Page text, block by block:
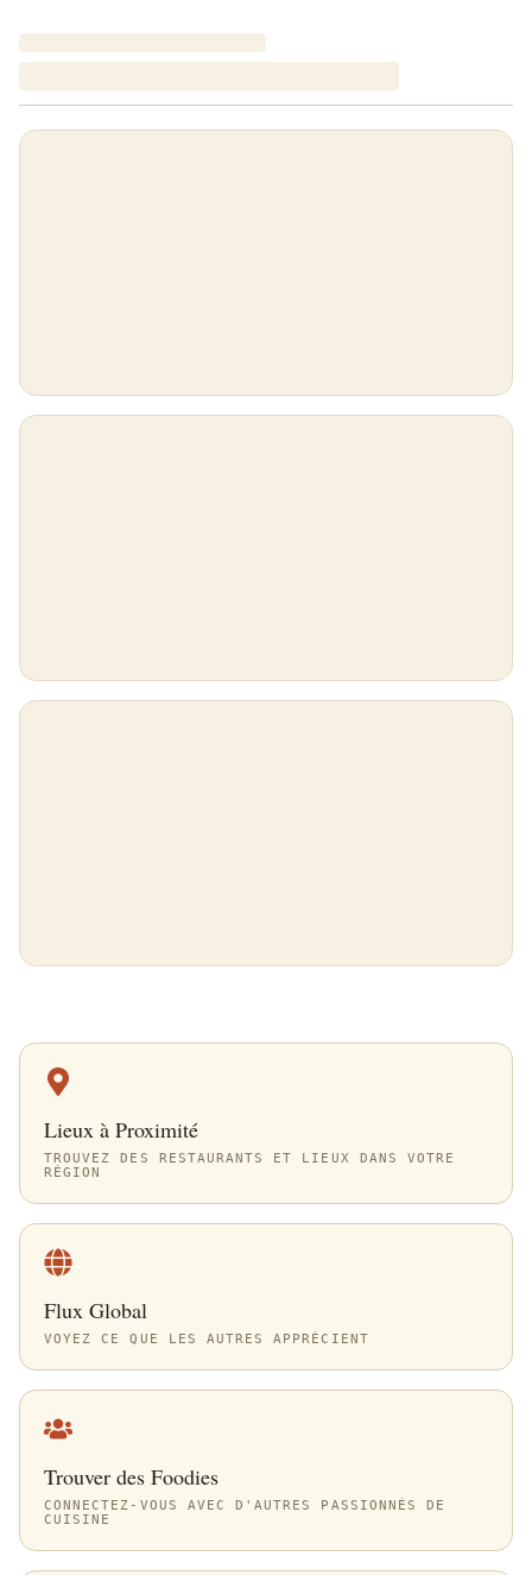
Lieux à Proximité
TROUVEZ DES RESTAURANTS ET LIEUX DANS VOTRE
RÉGION
Flux Global
VOYEZ CE QUE LES AUTRES APPRÉCIENT
Trouver des Foodies
CONNECTEZ-VOUS AVEC D'AUTRES PASSIONNÉS DE
CUISINE